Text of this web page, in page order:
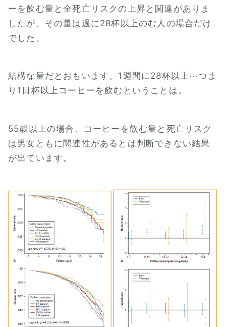
ーを飲む量と全死亡リスクの上昇と関連がありま
したが、その量は週に28杯以上のむ人の場合だけ
でした。
結構な量だとおもいます、1週間に28杯以上⋯つま
り1日杯以上コーヒーを飲むということは。
55歳以上の場合、コーヒーを飲む量と死亡リスク
は男女ともに関連性があるとは判断できない結果
が出ています。